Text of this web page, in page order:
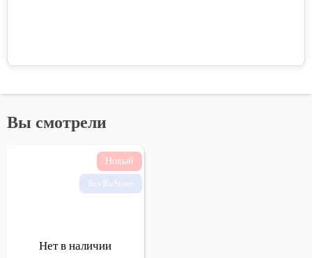
Вы смотрели
Без RuStore
Нет в наличии